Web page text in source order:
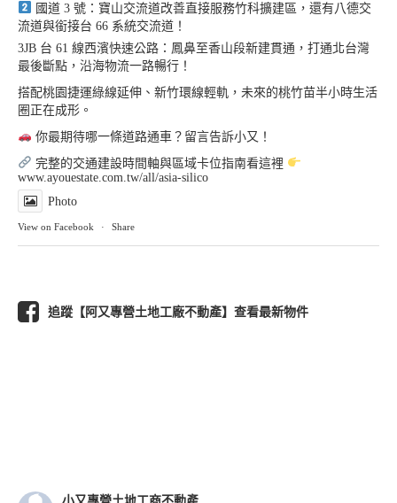
國道 3 號：寶山交流道改善直接服務竹科擴建區，還有八德交
流道與銜接台 66 系統交流道！
3JB 台 61 線西濱快速公路：鳳鼻至香山段新建貫通，打通北台灣
最後斷點，沿海物流一路暢行！
搭配桃園捷運綠線延伸、新竹環線輕軌，未來的桃竹苗半小時生活
圈正在成形。
你最期待哪一條道路通車？留言告訴小又！
完整的交通建設時間軸與區域卡位指南看這裡
www.ayouestate.com.tw/all/asia-silico
Photo
View on Facebook · Share
追蹤【阿又專營土地工廠不動產】查看最新物件